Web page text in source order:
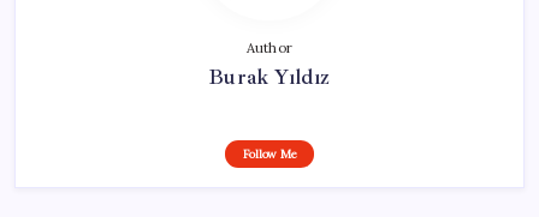
Author
Burak Yıldız
Follow Me